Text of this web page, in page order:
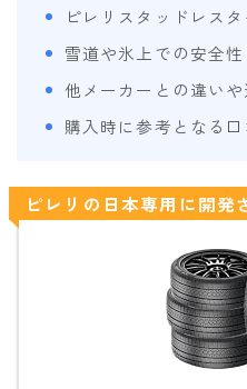
SALOMON
SCOOTER
SPREAD
WRXsb
ピレリスタッドレス
雪道や氷上での安全
他メーカーとの違い
購入時に参考となる
ピレリの日本専用に開発